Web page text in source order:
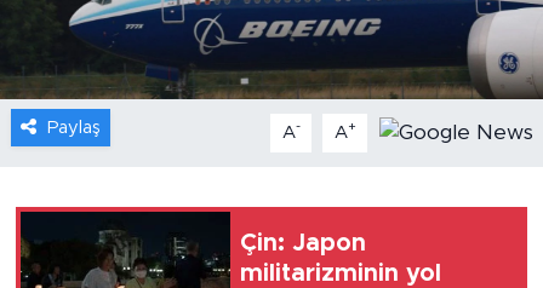
Paylaş A- A+
Çin: Japon
militarizminin yol
Gündem
Video
Sağlık
Xinhua